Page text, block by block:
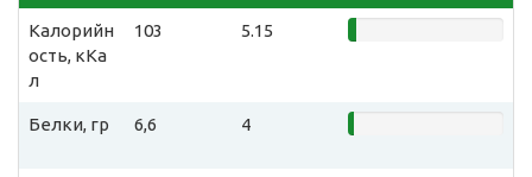
Калорийн
ость, кКа
л
103 5.15
Белки, гр 6,6 4